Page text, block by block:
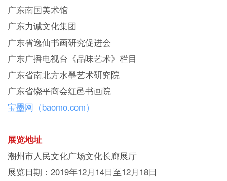
广东南国美术馆
广东力诚文化集团
广东省逸仙书画研究促进会
广东广播电视台《品味艺术》栏目
广东省南北方水墨艺术研究院
广东省饶平商会红邑书画院
宝墨网（baomo.com）
展览地址
潮州市人民文化广场文化长廊展厅
展览日期：2019年12月14日至12月18日